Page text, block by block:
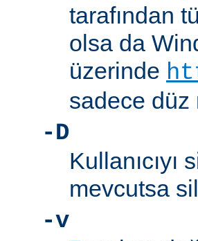
tarafından
olsa da
üzerinde
sadece düz
-D
Kullanıcıyı
mevcutsa
-v